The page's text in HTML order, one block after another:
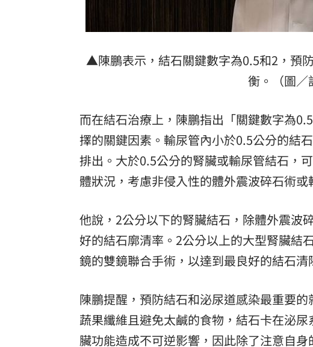
▲陳鵬表示，結石關鍵數字為0.5和2，預
衡。（圖／
而在結石治療上，陳鵬指出「關鍵數字為
擇的關鍵因素。輸尿管內小於0.5公分的結
排出。大於0.5公分的腎臟或輸尿管結石，
體狀況，考慮非侵入性的體外震波碎石術或
他說，2公分以下的腎臟結石，除體外震波
好的結石廓清率。2公分以上的大型腎臟結
鏡的雙鏡聯合手術，以達到最良好的結石清
陳鵬提醒，預防結石和泌尿道感染最重要
蔬果纖維且避免太鹹的食物，結石卡在泌
臟功能造成不可逆影響，因此除了注意自